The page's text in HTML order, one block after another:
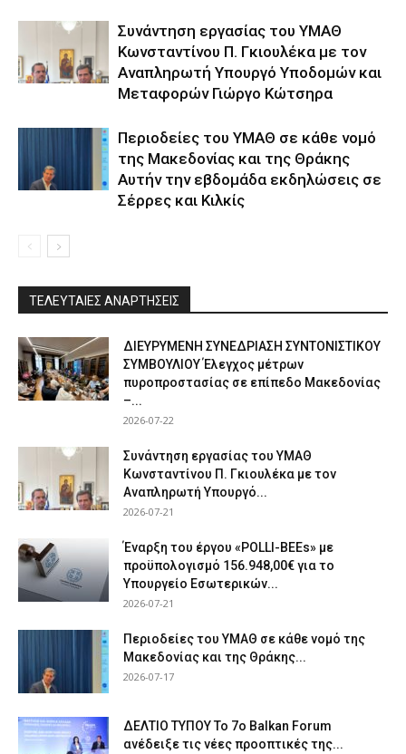
Συνάντηση εργασίας του ΥΜΑΘ
Κωνσταντίνου Π. Γκιουλέκα με τον
Αναπληρωτή Υπουργό Υποδομών και
Μεταφορών Γιώργο Κώτσηρα
Περιοδείες του ΥΜΑΘ σε κάθε νομό
της Μακεδονίας και της Θράκης
Αυτήν την εβδομάδα εκδηλώσεις σε
Σέρρες και Κιλκίς
ΤΕΛΕΥΤΑΙΕΣ ΑΝΑΡΤΗΣΕΙΣ
ΔΙΕΥΡΥΜΕΝΗ ΣΥΝΕΔΡΙΑΣΗ ΣΥΝΤΟΝΙΣΤΙΚΟΥ
ΣΥΜΒΟΥΛΙΟΥ Έλεγχος μέτρων
πυροπροστασίας σε επίπεδο Μακεδονίας
–...
2026-07-22
Συνάντηση εργασίας του ΥΜΑΘ
Κωνσταντίνου Π. Γκιουλέκα με τον
Αναπληρωτή Υπουργό...
2026-07-21
Έναρξη του έργου «POLLI-BEEs» με
προϋπολογισμό 156.948,00€ για το
Υπουργείο Εσωτερικών...
2026-07-21
Περιοδείες του ΥΜΑΘ σε κάθε νομό της
Μακεδονίας και της Θράκης...
2026-07-17
ΔΕΛΤΙΟ ΤΥΠΟΥ Το 7ο Balkan Forum
ανέδειξε τις νέες προοπτικές της...